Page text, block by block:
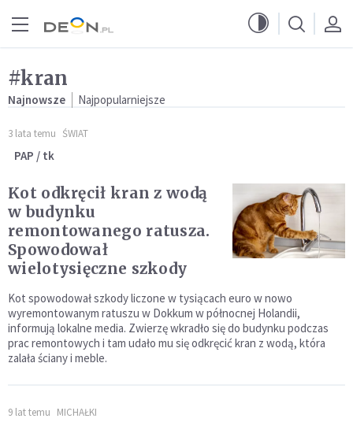
#kran
Najnowsze Najpopularniejsze
3 lata temu ŚWIAT
PAP / tk
Kot odkręcił kran z wodą
w budynku
remontowanego ratusza.
Spowodował
wielotysięczne szkody
Kot spowodował szkody liczone w tysiącach euro w nowo
wyremontowanym ratuszu w Dokkum w północnej Holandii,
informują lokalne media. Zwierzę wkradło się do budynku podczas
prac remontowych i tam udało mu się odkręcić kran z wodą, która
zalała ściany i meble.
9 lat temu MICHAŁKI